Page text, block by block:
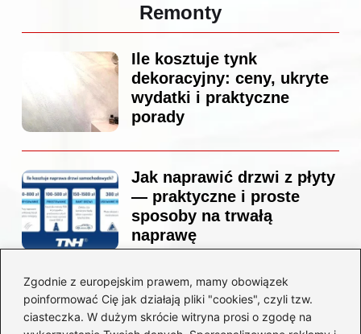
Zgodnie z europejskim prawem, mamy obowiązek
poinformować Cię jak działają pliki "cookies", czyli tzw.
ciasteczka. W dużym skrócie witryna prosi o zgodę na
Remonty
Ile kosztuje tynk
dekoracyjny: ceny, ukryte
wydatki i praktyczne
porady
Jak naprawić drzwi z płyty
— praktyczne i proste
sposoby na trwałą
naprawę
Ile kosztuje projekt
łazienki u architekta —